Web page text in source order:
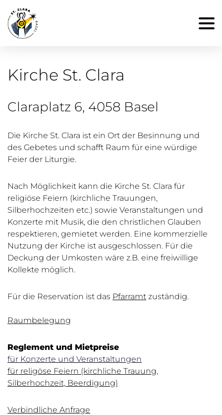
Kirche St. Clara
Claraplatz 6, 4058 Basel
Die Kirche St. Clara ist ein Ort der Besinnung und
des Gebetes und schafft Raum für eine würdige
Feier der Liturgie.
Nach Möglichkeit kann die Kirche St. Clara für
religiöse Feiern (kirchliche Trauungen,
Silberhochzeiten etc.) sowie Veranstaltungen und
Konzerte mit Musik, die den christlichen Glauben
respektieren, gemietet werden. Eine kommerzielle
Nutzung der Kirche ist ausgeschlossen. Für die
Deckung der Umkosten wäre z.B. eine freiwillige
Kollekte möglich.
Für die Reservation ist das Pfarramt zuständig.
Raumbelegung
Reglement und Mietpreise
für Konzerte und Veranstaltungen
für religöse Feiern (kirchliche Trauung,
Silberhochzeit, Beerdigung)
Verbindliche Anfrage